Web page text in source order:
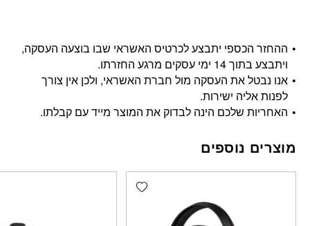
ההחזר הכספי יתבצע לכרטיס האשראי שבו בוצעה העסקה,
ויתבצע בתוך 14 ימי עסקים מרגע החזרתו.
אנו נבטל את העסקה מול חברת האשראי, ולכן אין צורך
לפנות אליה ישירות.
האחריות שלכם הינה לבדוק את המוצר מייד עם קבלתו.
מוצרים נוספים
Add wishlist